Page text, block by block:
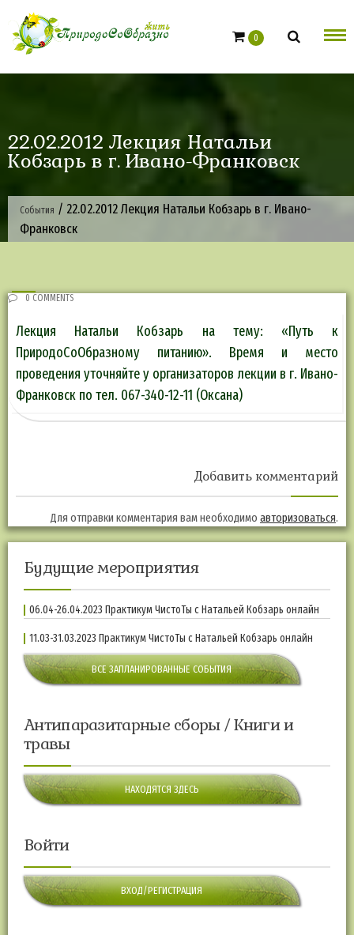
content
0
22.02.2012 Лекция Натальи
Кобзарь в г. Ивано-Франковск
События / 22.02.2012 Лекция Натальи Кобзарь в г. Ивано-
Франковск
0 COMMENTS
Лекция Натальи Кобзарь на тему: «Путь к
ПриродоСоОбразному питанию». Время и место
проведения уточняйте у организаторов лекции в г. Ивано-
Франковск по тел. 067-340-12-11 (Оксана)
Добавить комментарий
Для отправки комментария вам необходимо авторизоваться.
Будущие мероприятия
06.04-26.04.2023 Практикум ЧистоТы с Натальей Кобзарь онлайн
11.03-31.03.2023 Практикум ЧистоТы с Натальей Кобзарь онлайн
ВСЕ ЗАПЛАНИРОВАННЫЕ СОБЫТИЯ
Антипаразитарные сборы / Книги и
травы
НАХОДЯТСЯ ЗДЕСЬ
Войти
ВХОД/РЕГИСТРАЦИЯ